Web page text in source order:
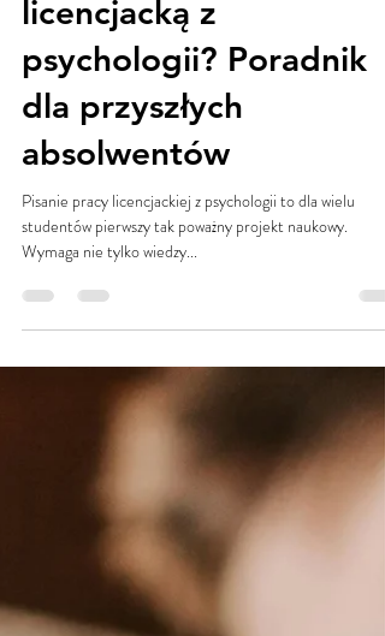
11 sie 2025 3 minut(y) czytania
Jak napisać pracę
licencjacką z
psychologii? Poradnik
dla przyszłych
absolwentów
Pisanie pracy licencjackiej z psychologii to dla wielu
Wymaga nie tylko wiedzy...